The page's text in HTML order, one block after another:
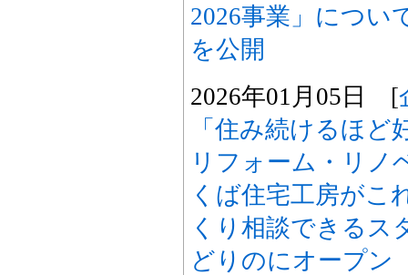
2026事業」につい
を公開
2026年01月05日 [
「住み続けるほ
リフォーム・リノ
くば住宅工房がこ
くり相談できるス
どりのにオープン